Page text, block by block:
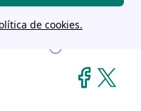
de cookies.